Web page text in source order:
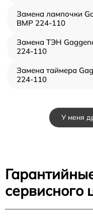
Замена лампочки
BMP 224-110
Замена ТЭН
224-110
Замена таймера
224-110
У меня
сервисного